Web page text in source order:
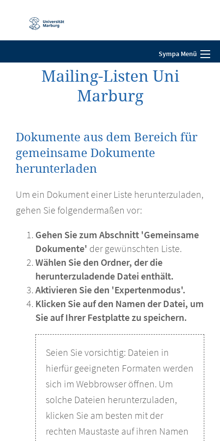
Navigation
Sympa Menü
Mailing-Listen Uni
Marburg
Dokumente aus dem Bereich für
gemeinsame Dokumente
herunterladen
Um ein Dokument einer Liste herunterzuladen,
gehen Sie folgendermaßen vor:
Gehen Sie zum Abschnitt 'Gemeinsame
Dokumente' der gewünschten Liste.
Wählen Sie den Ordner, der die
herunterzuladende Datei enthält.
Aktivieren Sie den 'Expertenmodus'.
Klicken Sie auf den Namen der Datei, um
Sie auf Ihrer Festplatte zu speichern.
Seien Sie vorsichtig: Dateien in
hierfür geeigneten Formaten werden
sich im Webbrowser öffnen. Um
solche Dateien herunterzuladen,
klicken Sie am besten mit der
rechten Maustaste auf ihren Namen